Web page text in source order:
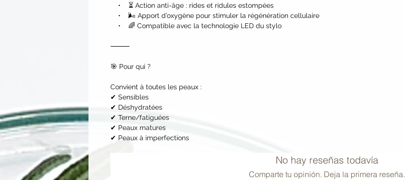
• ⏳ Action anti-âge : rides et ridules estompées
• 🌬️ Apport d’oxygène pour stimuler la régénération cellulaire
• 🌈 Compatible avec la technologie LED du stylo
⸻
🎯 Pour qui ?
Convient à toutes les peaux :
✔ Sensibles
✔ Déshydratées
✔ Terne/fatiguées
✔ Peaux matures
✔ Peaux à imperfections
No hay reseñas todavía
Comparte tu opinión. Deja la primera reseña.